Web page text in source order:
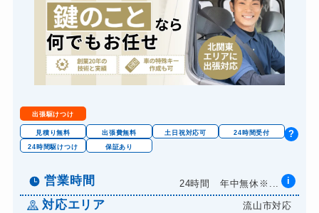
出張駆けつけ
見積り無料 出張費無料 土日祝対応可
24時間受付
24時間駆けつけ
保証あり
営業時間 24時間 年中無休※... i
対応エリア 流山市対応
?